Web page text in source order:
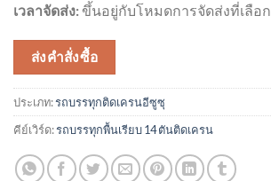
เวลาจัดส่ง: ขึ้นอยู่กับโหมดการจัดส่งที่เลือก
ส่งคำสั่งซื้อ
ประเภท:รถบรรทุกติดเครนอีซูซุ
คีย์เวิร์ด:รถบรรทุกพื้นเรียบ 14 ตันติดเครน